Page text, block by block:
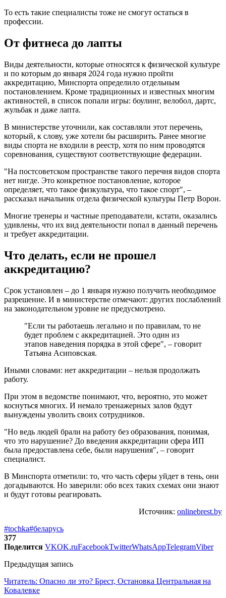
То есть такие специалисты тоже не смогут остаться в
профессии.
От фитнеса до лапты
Виды деятельности, которые относятся к физической культуре
и по которым до января 2024 года нужно пройти
аккредитацию, Минспорта определило отдельным
постановлением. Кроме традиционных и известных многим
активностей, в список попали игры: боулинг, велобол, дартс,
жульбак и даже лапта.
В министерстве уточнили, как составляли этот перечень,
который, к слову, уже хотели бы расширить. Ранее многие
виды спорта не входили в реестр, хотя по ним проводятся
соревнования, существуют соответствующие федерации.
"На постсоветском пространстве такого перечня видов спорта
нет нигде. Это конкретное постановление, которое
определяет, что такое физкультура, что такое спорт", –
рассказал начальник отдела физической культуры Петр Ворон.
Многие тренеры и частные преподаватели, кстати, оказались
удивлены, что их вид деятельности попал в данный перечень
и требует аккредитации.
Что делать, если не прошел
аккредитацию?
Срок установлен – до 1 января нужно получить необходимое
разрешение. И в министерстве отмечают: других послаблений
на законодательном уровне не предусмотрено.
"Если ты работаешь легально и по правилам, то не
будет проблем с аккредитацией. Это один из
этапов наведения порядка в этой сфере", – говорит
Татьяна Асиповская.
Иными словами: нет аккредитации – нельзя продолжать
работу.
При этом в ведомстве понимают, что, вероятно, это может
коснуться многих. И немало тренажерных залов будут
вынуждены уволить своих сотрудников.
"Но ведь людей брали на работу без образования, понимая,
что это нарушение? До введения аккредитации сфера ИП
была предоставлена себе, были нарушения", – говорит
специалист.
В Минспорта отметили: то, что часть сферы уйдет в тень, они
догадываются. Но заверили: обо всех таких схемах они знают
и будут готовы реагировать.
Источник: onlinebrest.by
#tochka#беларусь
377
Поделится VKOK.ruFacebookTwitterWhatsAppTelegramViber
Предыдущая запись
Читатель: Опасно ли это? Брест, Остановка Центральная на
Ковалевке